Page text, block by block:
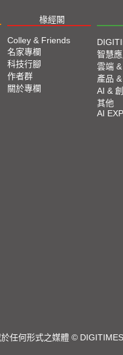
椽經閣
Colley & Friends
名家專欄
科技行腳
作者群
關於專欄
智慧
雲端
產品
AI &
其他
AI
任何形式之媒體 ©